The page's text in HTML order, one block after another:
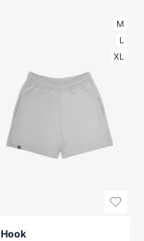
M
L
XL
Hook